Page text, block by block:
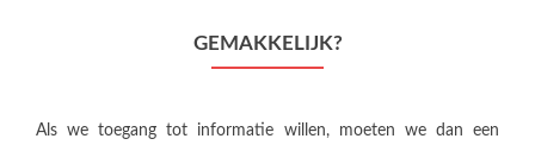
GEMAKKELIJK?
Als we toegang tot informatie willen, moeten we dan een